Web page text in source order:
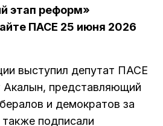
этап реформ»
ПАСЕ 25 июня 2026
выступил депутат ПАСЕ
представляющий
и демократов за
подписали